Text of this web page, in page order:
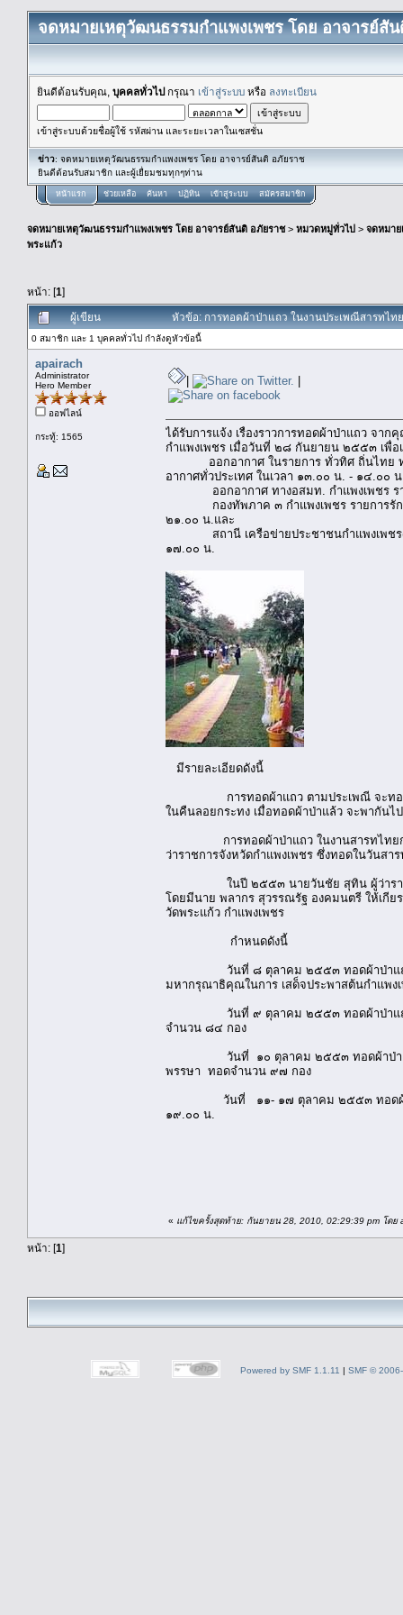
จดหมายเหตุวัฒนธรรมกำแพงเพชร โดย อาจารย์สั
ยินดีต้อนรับคุณ, บุคคลทั่วไปกรุณา เข้าสู่ระบบ หรือ ลงทะเบียน
เข้าสู่ระบบด้วยชื่อผู้ใช้ รหัสผ่าน และระยะเวลาในเซสชั่น
ข่าว: จดหมายเหตุวัฒนธรรมกำแพงเพชร โดย อาจารย์สันติ อภัยราช
ยินดีต้อนรับสมาชิก และผู้เยื่ยมชมทุกๆท่าน
หน้าแรก ช่วยเหลือ ค้นหา ปฏิทิน เข้าสู่ระบบ สมัครสมาชิก
จดหมายเหตุวัฒนธรรมกำแพงเพชร โดย อาจารย์สันติ อภัยราช> หมวดหมู่ทั่วไป > จดหมา
พระแก้ว
หน้า: [1]
ผู้เขียน หัวข้อ: การทอดผ้าป่าแถว ในงานประเพณีสารทไ
0 สมาชิก และ 1 บุคคลทั่วไป กำลังดูหัวข้อนี้
apairach
Administrator
Hero Member
ออฟไลน์
กระทู้: 1565
| |
ได้รับการแจ้ง เรื่องราวการทอดผ้าป่าแถว จ
กำแพงเพชร เมื่อวันที่ ๒๘ กันยายน ๒๕๕๓ เพื่อ
ออกอากาศ ในรายการ ทั่วทิศ ถิ่นไทย ทาง
อากาศทั่วประเทศ ในเวลา ๑๓.๐๐ น. - ๑๔.๐
ออกอากาศ ทางอสมท. กำแพงเพชร ราย
กองทัพภาค ๓ กำแพงเพชร รายการรักช
๒๑.๐๐ น.และ
สถานี เครือข่ายประชาชนกำแพงเพชร(ค
๑๗.๐๐ น.
มีรายละเอียดดังนี้
การทอดผ้าแถว ตามประเพณี จะทอดที่ วัด
ในคืนลอยกระทง เมื่อทอดผ้าป่าแล้ว จะพากันไ
การทอดผ้าป่าแถว ในงานสารทไทยกล้ว
ว่าราชการจังหวัดกำแพงเพชร ซึ่งทอดในวันส
ในปี ๒๕๕๓ นายวันชัย สุทิน ผู้ว่าราชการ
โดยมีนาย พลากร สุวรรณรัฐ องคมนตรี ให้เกี
วัดพระแก้ว กำแพงเพชร
กำหนดดังนี้
วันที่ ๘ ตุลาคม ๒๕๕๓ ทอดผ้าป่าแถวถวาย
มหากรุณาธิคุณในการ เสด็จประพาสต้นกำแพง
วันที่ ๙ ตุลาคม ๒๕๕๓ ทอดผ้าป่าแถวถวา
จำนวน ๘๔ กอง
วันที่ ๑๐ ตุลาคม ๒๕๕๓ ทอดผ้าป่าแถวเพื่
พรรษา ทอดจำนวน ๙๗ กอง
วันที่ ๑๑- ๑๗ ตุลาคม ๒๕๕๓ ทอดผ้าป่าแถ
๑๙.๐๐ น.
« แก้ไขครั้งสุดท้าย: กันยายน 28, 2010, 02:29:39 pm โดย
หน้า: [1]
Powered by SMF 1.1.11 | SMF ©